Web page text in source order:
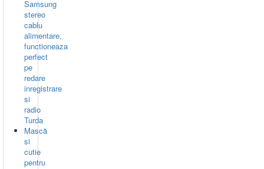
Samsung
stereo
cablu
alimentare,
functioneaza
perfect
pe
redare
inregistrare
si
radio
Turda
Mască
si
cutie
pentru